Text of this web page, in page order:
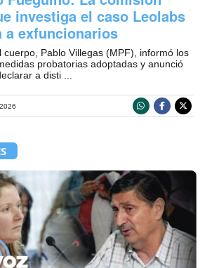
investiga el caso Leolabs
a exfuncionarios
cuerpo, Pablo Villegas (MPF), informó los
probatorias adoptadas y anunció
a disti ...